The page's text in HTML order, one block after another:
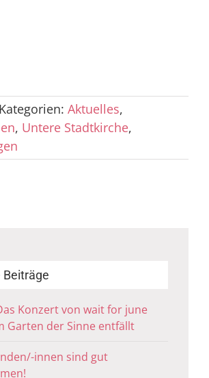
Kategorien: Aktuelles,
, Untere Stadtkirche,
Beiträge
Konzert von wait for june
Garten der Sinne entfällt
innen sind gut